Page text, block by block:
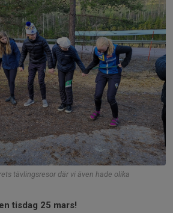
tävlingsresor där vi även hade olika
tisdag 25 mars!